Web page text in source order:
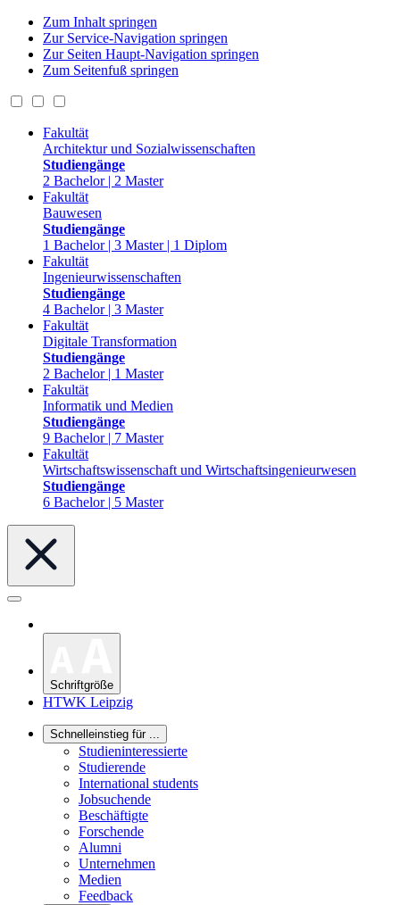
Zum Inhalt springen
Zur Service-Navigation springen
Zur Seiten Haupt-Navigation springen
Zum Seitenfuß springen
Fakultät
Architektur und Sozialwissenschaften
Studiengänge
2 Bachelor | 2 Master
Fakultät
Bauwesen
Studiengänge
1 Bachelor | 3 Master | 1 Diplom
Fakultät
Ingenieurwissenschaften
Studiengänge
4 Bachelor | 3 Master
Fakultät
Digitale Transformation
Studiengänge
2 Bachelor | 1 Master
Fakultät
Informatik und Medien
Studiengänge
9 Bachelor | 7 Master
Fakultät
Wirtschaftswissenschaft und Wirtschaftsingenieurwesen
Studiengänge
6 Bachelor | 5 Master
Schriftgröße
HTWK Leipzig
Schnelleinstieg für ...
Studieninteressierte
Studierende
International students
Jobsuchende
Beschäftigte
Forschende
Alumni
Unternehmen
Medien
Feedback